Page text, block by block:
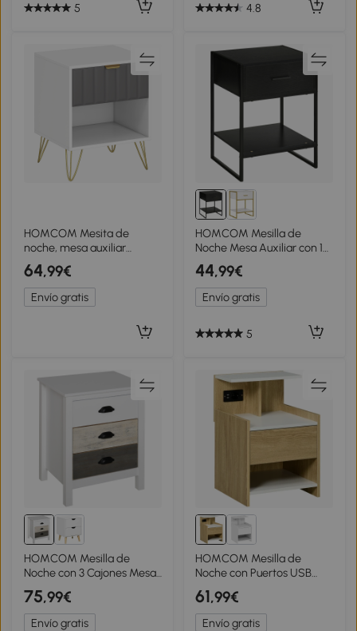
5
50x39x51 cm Blanco y
4.8
HOMCOM Mesita de
noche, mesa auxiliar
compartimento abierto,
cajón y tirador, patas de
acero, 45 x 40 x 55, blanco
64,99€
Envío gratis
HOMCOM Mesilla de
Noche Mesa Auxiliar con 1
Cajón y Estante de
Almacenamiento para
Dormitorio Salón Oficina
45x40x60 cm Negro
44,99€
Envío gratis
5
HOMCOM Mesilla de
Noche con 3 Cajones Mesa
de Noche para Dormitorio
Salón 50x38x65 cm Blanco
75,99€
Envío gratis
HOMCOM Mesilla de
Noche con Puertos USB
Toma de Corriente Cajón y
Estantes Mesa de Noche
40x40x60 cm Natural
61,99€
Envío gratis